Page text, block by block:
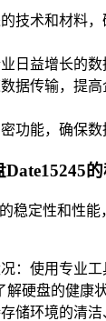
技术和材料，
日益增长的数
据传输，提
功能，确保数
的
稳定性和性
：使用专业
硬盘的健康状
储环境的清